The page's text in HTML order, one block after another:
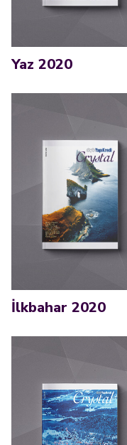
Yaz 2020
İlkbahar 2020